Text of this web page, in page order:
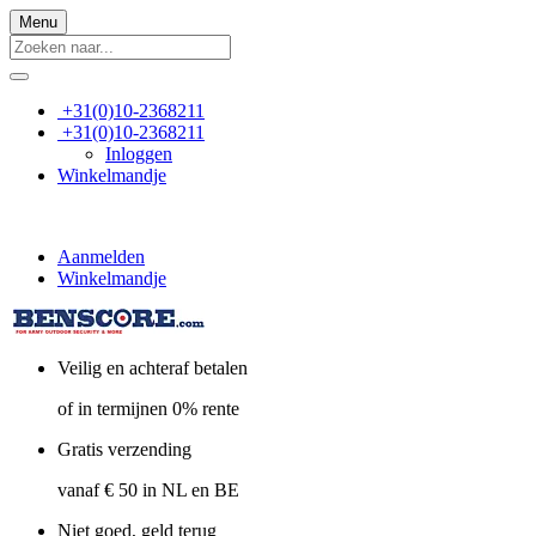
Menu
+31(0)10-2368211
+31(0)10-2368211
Inloggen
Winkelmandje
Aanmelden
Winkelmandje
Veilig en achteraf betalen
of in termijnen 0% rente
Gratis verzending
vanaf € 50 in NL en BE
Niet goed, geld terug